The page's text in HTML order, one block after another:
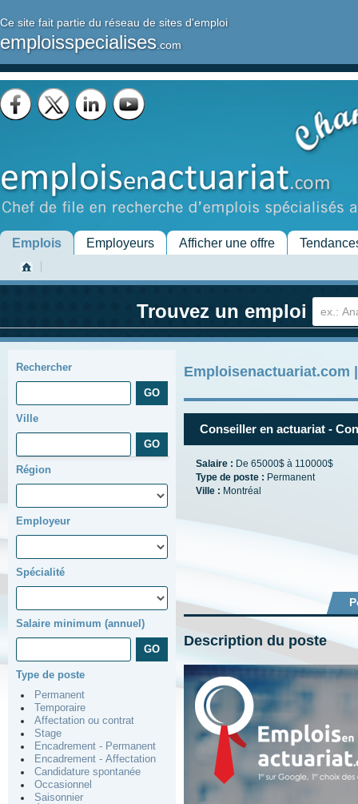
Ce site fait partie du réseau de sites d'emploi
emploisspecialises .com
Emplois Employeurs Afficher une offre
Trouvez un emploi
Rechercher
Ville
Région
Employeur
Spécialité
Salaire minimum (annuel)
Type de poste
Permanent
Temporaire
Affectation ou contrat
Stage
Encadrement - Permanent
Encadrement - Affectation
Candidature spontanée
Occasionnel
Saisonnier
Emploisenactuariat.com
Conseiller en actuariat -
Salaire : De 65000$ à 110000$
Type de poste : Permanent
Ville : Montréal
Description du poste